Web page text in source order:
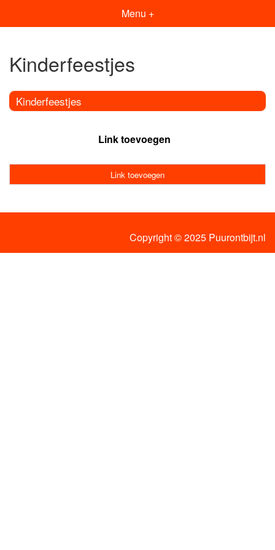
Menu +
Kinderfeestjes
Kinderfeestjes
Link toevoegen
Link toevoegen
Copyright © 2025 Puurontbijt.nl